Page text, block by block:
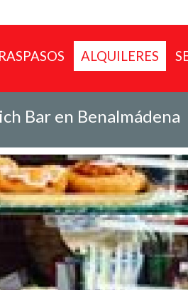
ALQUILERES
Bar en Benalmádena